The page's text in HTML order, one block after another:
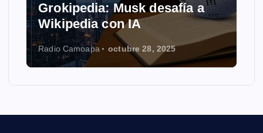
Grokipedia: Musk desafía a
Wikipedia con IA
Radio Camoapa octubre 28, 2025